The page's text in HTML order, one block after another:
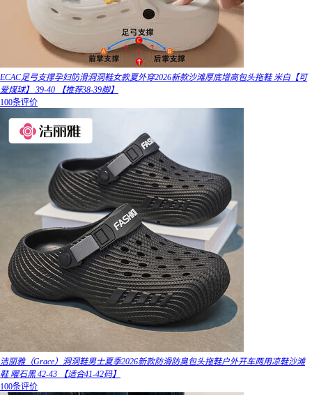
ECAC足弓支撑孕妇防滑洞洞鞋女款夏外穿2026新款沙滩厚底增高包头拖鞋 米白【可
爱煤球】 39-40 【推荐38-39脚】
100条评价
洁丽雅（Grace）洞洞鞋男士夏季2026新款防滑防臭包头拖鞋户外开车两用凉鞋沙滩
鞋 曜石黑 42-43 【适合41-42码】
100条评价